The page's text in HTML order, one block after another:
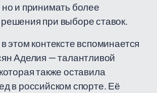
и принимать более
при выборе ставок.
этом контексте вспоминается
Аделия — талантливой
также оставила
в российском спорте. Её